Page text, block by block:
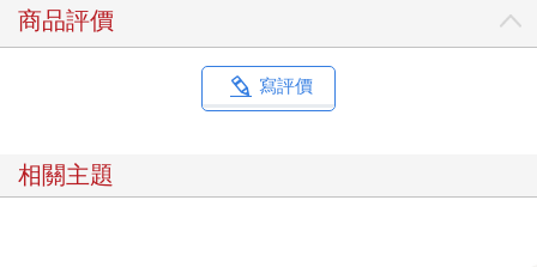
商品評價
寫評價
相關主題